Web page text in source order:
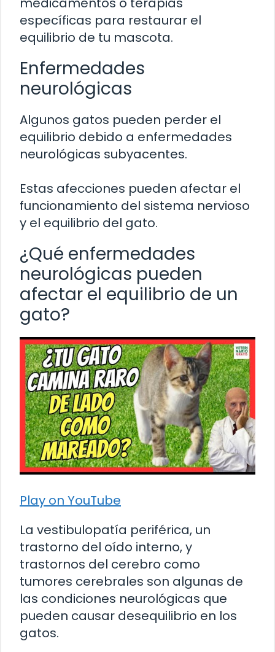
específicas para restaurar el
equilibrio de tu mascota.
Enfermedades
neurológicas
Algunos gatos pueden perder el
equilibrio debido a enfermedades
neurológicas subyacentes.
Estas afecciones pueden afectar el
funcionamiento del sistema nervioso
y el equilibrio del gato.
¿Qué enfermedades
neurológicas pueden
afectar el equilibrio de un
gato?
Play on YouTube
La vestibulopatía periférica, un
trastorno del oído interno, y
trastornos del cerebro como
tumores cerebrales son algunas de
las condiciones neurológicas que
pueden causar desequilibrio en los
gatos.